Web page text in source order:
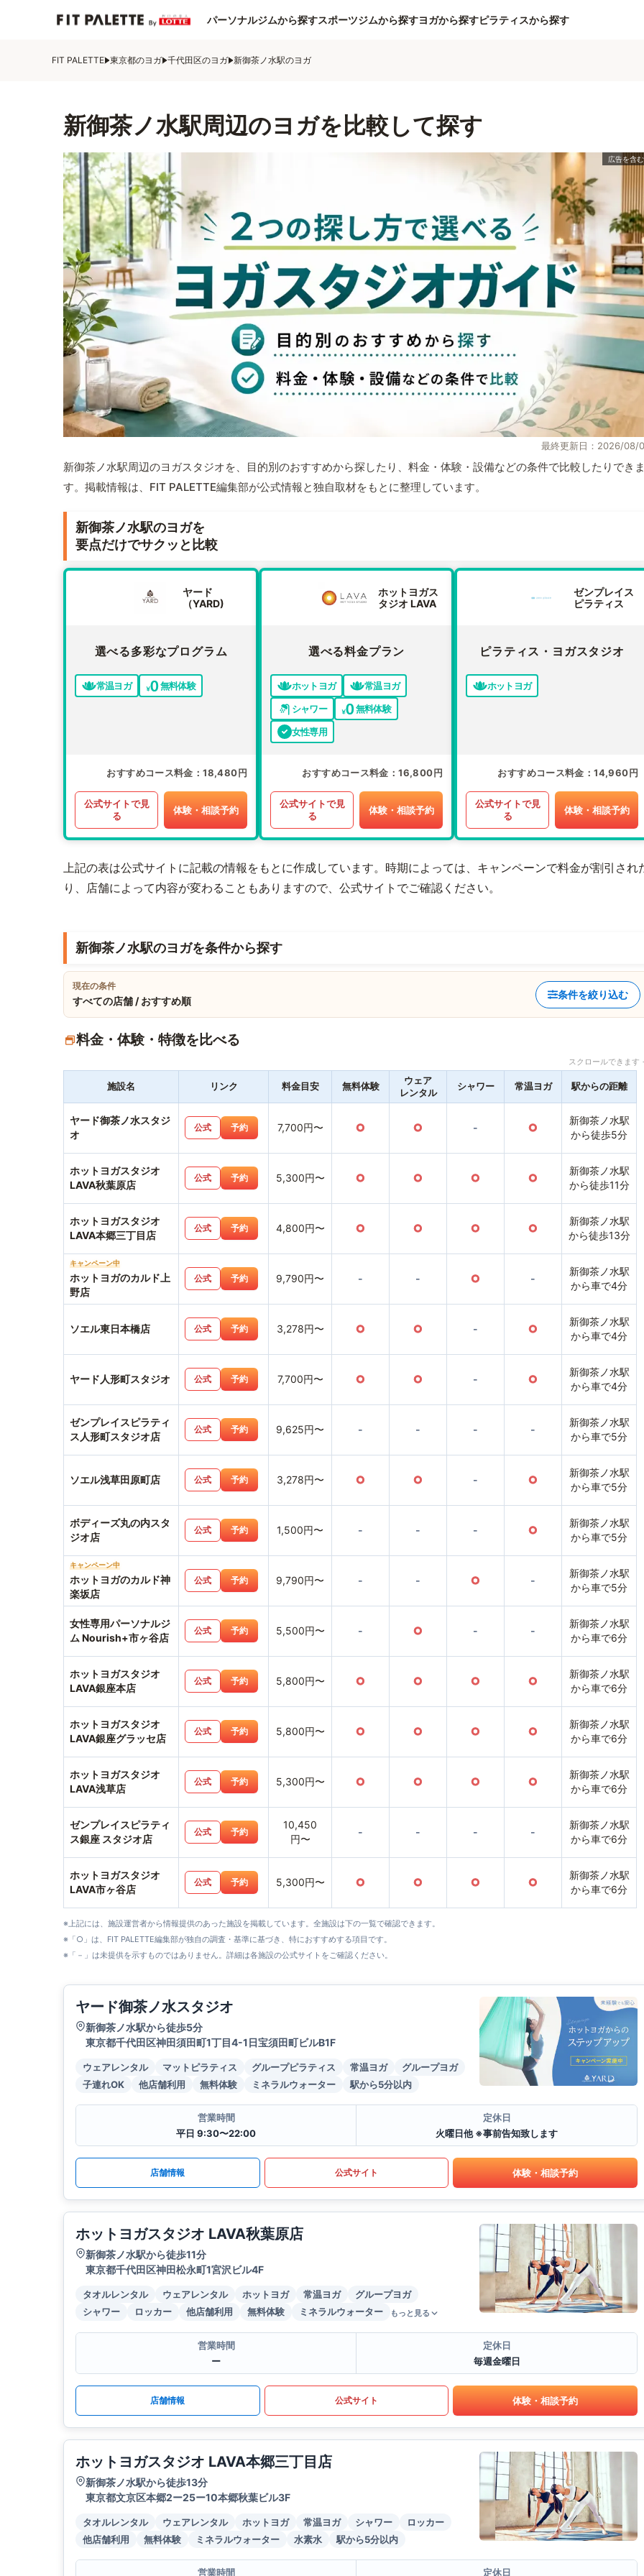
パーソナルジムから探すスポーツジムから探すヨガから探すピラティスから探す
FIT PALETTE 東京都のヨガ 千代田区のヨガ 新御茶ノ水駅のヨガ
新御茶ノ水駅周辺のヨガを比較して探す
最終更新日：2026/08/
新御茶ノ水駅周辺のヨガスタジオを、目的別のおすすめから探したり、料金・体験・設備などの条件で比較したりでき
す。掲載情報は、FIT PALETTE編集部が公式情報と独自取材をもとに整理しています。
新御茶ノ水駅のヨガを
要点だけでサクッと比較
ヤード
（YARD)
選べる多彩なプログラム
常温ヨガ 無料体験
おすすめコース料金 18,480円
公式サイトで見
る
体験・相談予約
ホットヨガス
タジオ LAVA
選べる料金プラン
ホットヨガ
常温ヨガ
シャワー
無料体験
女性専用
おすすめコース料金 16,800円
公式サイトで見
る
体験・相談予約
ゼンプレイス
ピラティス
ピラティス・ヨガスタジオ
ホットヨガ
おすすめコース料金 14,960円
公式サイトで見
る
体験・相談予約
上記の表は公式サイトに記載の情報をもとに作成しています。時期によっては、キャンペーンで料金が割引され
り、店舗によって内容が変わることもありますので、公式サイトでご確認ください。
新御茶ノ水駅のヨガを条件から探す
現在の条件
すべての店舗 / おすすめ順
条件を絞り込む
料金・体験・特徴を比べる
スクロールできま
施設名 リンク 料金目安 無料体験
ウェア
レンタル
シャワー 常温ヨガ 駅からの距離
ヤード御茶ノ水スタジ
オ
公式 予約 7,700円〜 ○ ○ - ○
新御茶ノ水駅
から徒歩5分
ホットヨガスタジオ
LAVA秋葉原店
公式 予約 5,300円〜 ○ ○ ○ ○
新御茶ノ水駅
から徒歩11分
ホットヨガスタジオ
LAVA本郷三丁目店
公式 予約 4,800円〜 ○ ○ ○ ○
新御茶ノ水駅
から徒歩13分
キャンペーン中
ホットヨガのカルド上
野店
公式 予約 9,790円〜 - - ○ -
新御茶ノ水駅
から車で4分
ソエル東日本橋店 公式 予約 3,278円〜 ○ ○ - ○
新御茶ノ水駅
から車で4分
ヤード人形町スタジオ 公式 予約 7,700円〜 ○ ○ - ○
新御茶ノ水駅
から車で4分
ゼンプレイスピラティ
ス人形町スタジオ店
公式 予約 9,625円〜 - - - -
新御茶ノ水駅
から車で5分
ソエル浅草田原町店 公式 予約 3,278円〜 ○ ○ - ○
新御茶ノ水駅
から車で5分
ボディーズ丸の内スタ
ジオ店
公式 予約 1,500円〜 - - - ○
新御茶ノ水駅
から車で5分
キャンペーン中
ホットヨガのカルド神
楽坂店
公式 予約 9,790円〜 - - ○ -
新御茶ノ水駅
から車で5分
女性専用パーソナルジ
ム Nourish+市ヶ谷店
公式 予約 5,500円〜 - ○ - -
新御茶ノ水駅
から車で6分
ホットヨガスタジオ
LAVA銀座本店
公式 予約 5,800円〜 ○ ○ ○ ○
新御茶ノ水駅
から車で6分
ホットヨガスタジオ
LAVA銀座グラッセ店
公式 予約 5,800円〜 ○ ○ ○ ○
新御茶ノ水駅
から車で6分
ホットヨガスタジオ
LAVA浅草店
公式 予約 5,300円〜 ○ ○ ○ ○
新御茶ノ水駅
から車で6分
ゼンプレイスピラティ
ス銀座 スタジオ店
公式 予約
10,450
円〜
- - - -
新御茶ノ水駅
から車で6分
ホットヨガスタジオ
LAVA市ヶ谷店
公式 予約 5,300円〜 ○ ○ ○ ○
新御茶ノ水駅
から車で6分
※上記には、施設運営者から情報提供のあった施設を掲載しています。全施設は下の一覧で確認できます。
※「○」は、FIT PALETTE編集部が独自の調査・基準に基づき、特におすすめする項目です。
※「－」は未提供を示すものではありません。詳細は各施設の公式サイトをご確認ください。
ヤード御茶ノ水スタジオ
新御茶ノ水駅から徒歩5分
東京都千代田区神田須田町1丁目4-1日宝須田町ビルB1F
ウェアレンタル マットピラティス グループピラティス 常温ヨガ
グループヨガ
子連れOK
他店舗利用 無料体験 ミネラルウォーター 駅から5分以内
営業時間
平日 9:30〜22:00
定休日
火曜日他 ※事前告知致します
店舗情報 公式サイト 体験・相談予約
ホットヨガスタジオ LAVA秋葉原店
新御茶ノ水駅から徒歩11分
東京都千代田区神田松永町1宮沢ビル4F
タオルレンタル ウェアレンタル ホットヨガ 常温ヨガ
グループヨガ
シャワー
ロッカー 他店舗利用 無料体験 ミネラルウォーター もっと見る
営業時間
ー
定休日
毎週金曜日
店舗情報 公式サイト 体験・相談予約
ホットヨガスタジオ LAVA本郷三丁目店
新御茶ノ水駅から徒歩13分
東京都文京区本郷2ー25ー10本郷秋葉ビル3F
タオルレンタル ウェアレンタル ホットヨガ 常温ヨガ シャワー
ロッカー
他店舗利用
無料体験 ミネラルウォーター 水素水 駅から5分以内
営業時間 定休日